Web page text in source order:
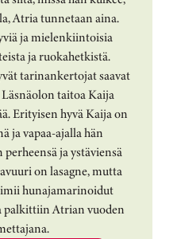
Atria tunnetaan aina.
ja mielenkiintoisia
ja ruokahetkistä.
tarinankertojat saavat
taitoa Kaija
Erityisen hyvä Kaija on
ja vapaa-ajalla hän
ja ystäviensä
on lasagne, mutta
hunajamarinoidut
Atrian vuoden